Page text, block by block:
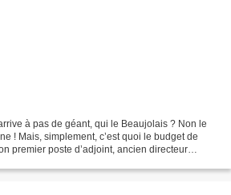
à pas de géant, qui le Beaujolais ? Non le
! Mais, simplement, c’est quoi le budget de
premier poste d’adjoint, ancien directeur